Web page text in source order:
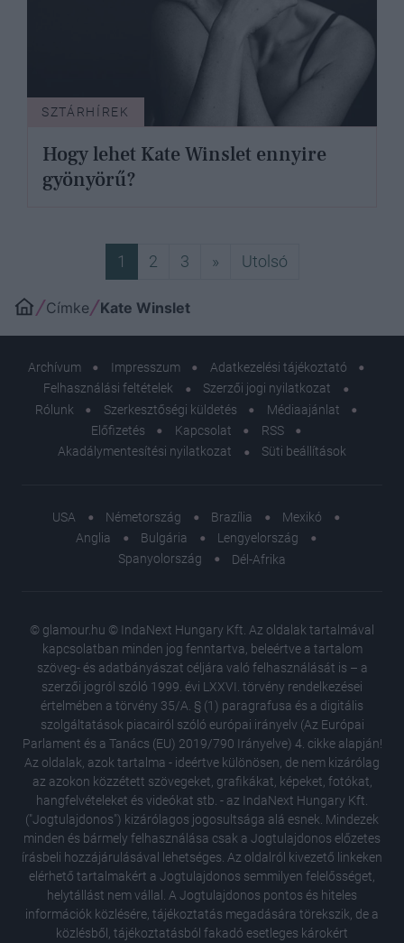
SZTÁRHÍREK
Hogy lehet Kate Winslet ennyire
gyönyörű?
1 2 3 »Következő
UtolsóUtolsó
Címke Kate Winslet
Archívum Impresszum
Adatkezelési tájékoztató
Felhasználási feltételek
Szerzői jogi nyilatkozat
Rólunk
Szerkesztőségi küldetés
Médiaajánlat
Előfizetés
Kapcsolat
RSS
Akadálymentesítési nyilatkozat
Süti beállítások
USA Németország Brazília
Mexikó
Anglia
Bulgária
Lengyelország
Spanyolország
Dél-Afrika
© glamour.hu © IndaNext Hungary Kft. Az oldalak tartalmával
kapcsolatban minden jog fenntartva, beleértve a tartalom
szöveg- és adatbányászat céljára való felhasználását is – a
szerzői jogról szóló 1999. évi LXXVI. törvény rendelkezései
értelmében a törvény 35/A. § (1) paragrafusa és a digitális
szolgáltatások piacairól szóló európai irányelv (Az Európai
Parlament és a Tanács (EU) 2019/790 Irányelve) 4. cikke alapján!
Az oldalak, azok tartalma - ideértve különösen, de nem kizárólag
az azokon közzétett szövegeket, grafikákat, képeket, fotókat,
hangfelvételeket és videókat stb. - az IndaNext Hungary Kft.
("Jogtulajdonos") kizárólagos jogosultsága alá esnek. Mindezek
minden és bármely felhasználása csak a Jogtulajdonos előzetes
írásbeli hozzájárulásával lehetséges. Az oldalról kivezető linkeken
elérhető tartalmakért a Jogtulajdonos semmilyen felelősséget,
helytállást nem vállal. A Jogtulajdonos pontos és hiteles
információk közlésére, tájékoztatás megadására törekszik, de a
közlésből, tájékoztatásból fakadó esetleges károkért